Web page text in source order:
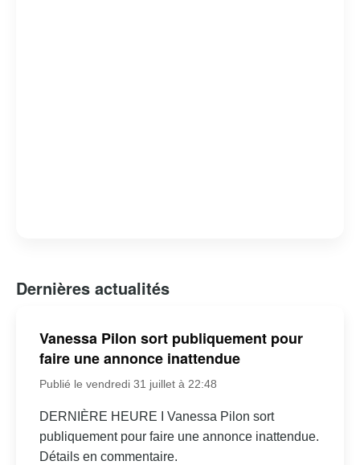
Dernières actualités
Vanessa Pilon sort publiquement pour
faire une annonce inattendue
Publié le vendredi 31 juillet à 22:48
DERNIÈRE HEURE I Vanessa Pilon sort
publiquement pour faire une annonce inattendue.
Détails en commentaire.